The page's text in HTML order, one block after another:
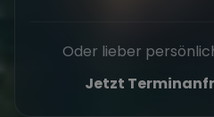
Oder lieber
Jetzt